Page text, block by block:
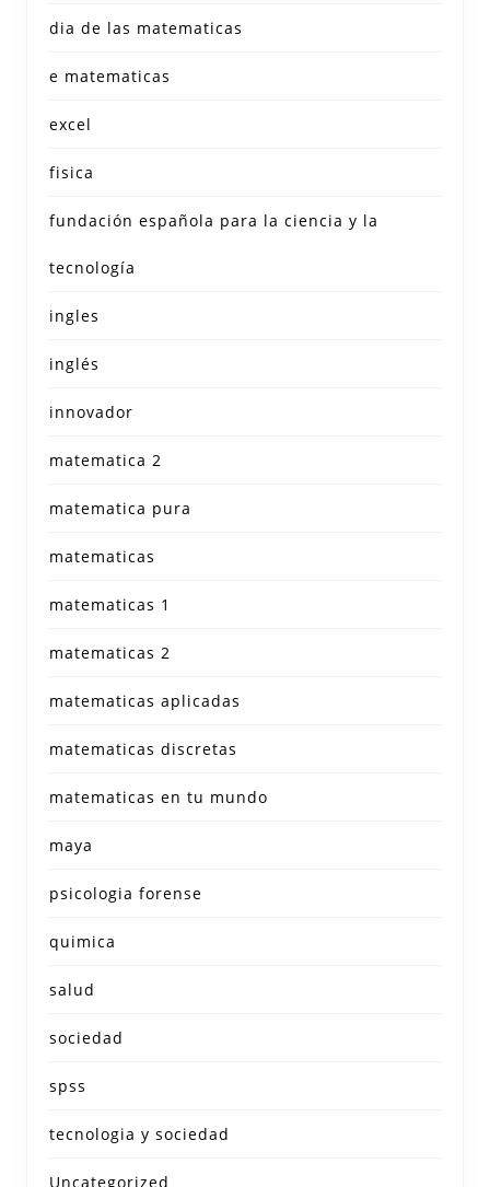
dia de las matematicas
e matematicas
excel
fisica
fundación española para la ciencia y la
tecnología
ingles
inglés
innovador
matematica 2
matematica pura
matematicas
matematicas 1
matematicas 2
matematicas aplicadas
matematicas discretas
matematicas en tu mundo
maya
psicologia forense
quimica
salud
sociedad
spss
tecnologia y sociedad
Uncategorized